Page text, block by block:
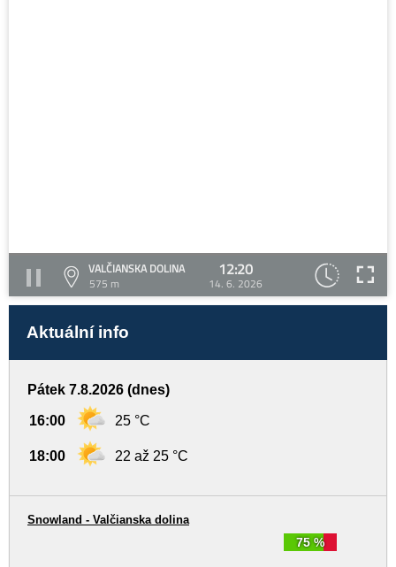
VALČIANSKA DOLINA
575 m
12:20
14. 6. 2026
Aktuální info
Pátek 7.8.2026 (dnes)
16:00 25 °C
18:00 22 až 25 °C
75 %
Snowland - Valčianska dolina